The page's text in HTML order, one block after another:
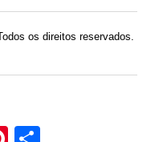
os direitos reservados.
Pinterest